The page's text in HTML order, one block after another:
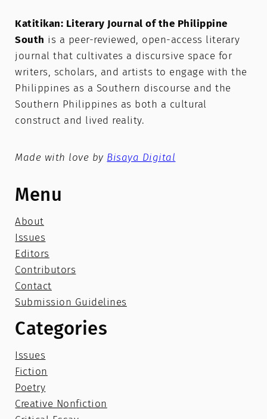
Katitikan: Literary Journal of the Philippine
South is a peer-reviewed, open-access literary
journal that cultivates a discursive space for
writers, scholars, and artists to engage with the
Philippines as a Southern discourse and the
Southern Philippines as both a cultural
construct and lived reality.
Made with love by Bisaya Digital
Menu
About
Issues
Editors
Contributors
Contact
Submission Guidelines
Categories
Issues
Fiction
Poetry
Creative Nonfiction